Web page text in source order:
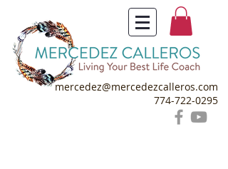
mercedez@mercedezcalleros.com
774-722-0295